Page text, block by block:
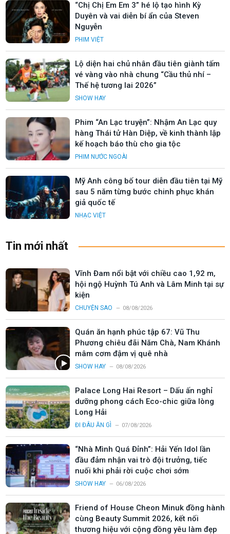
“Chị Chị Em Em 3” hé lộ tạo hình Kỳ
Duyên và vai diễn bí ẩn của Steven
Nguyễn
PHIM VIỆT
Lộ diện hai chủ nhân đầu tiên giành tấm
vé vàng vào nhà chung “Cầu thủ nhí –
Thế hệ tương lai 2026”
SHOW HAY
Phim “An Lạc truyện”: Nhậm An Lạc quy
hàng Thái tử Hàn Diệp, về kinh thành lập
kế hoạch báo thù cho gia tộc
PHIM NƯỚC NGOÀI
Mỹ Anh công bố tour diễn đầu tiên tại Mỹ
sau 5 năm từng bước chinh phục khán
giả quốc tế
NHẠC VIỆT
Tin mới nhất
Vĩnh Đam nổi bật với chiều cao 1,92 m,
hội ngộ Huỳnh Tú Anh và Lâm Minh tại sự
kiện
CHUYỆN SAO 08/08/2026
Quán ăn hạnh phúc tập 67: Vũ Thu
Phương chiêu đãi Năm Chà, Nam Khánh
mâm cơm đậm vị quê nhà
SHOW HAY 08/08/2026
Palace Long Hai Resort – Dấu ấn nghỉ
dưỡng phong cách Eco-chic giữa lòng
Long Hải
ĐI ĐÂU ĂN GÌ 07/08/2026
“Nhà Mình Quá Đỉnh”: Hải Yến Idol lần
đầu đảm nhận vai trò đội trưởng, tiếc
nuối khi phải rời cuộc chơi sớm
SHOW HAY 06/08/2026
Friend of House Cheon Minuk đồng hành
cùng Beauty Summit 2026, kết nối
thương hiệu với cộng đồng yêu làm đẹp